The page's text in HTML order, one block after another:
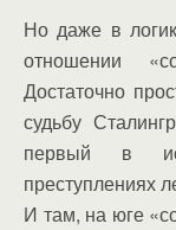
Но даже в
отношении
Достаточно
судьбу
первый в
преступлениях
И там, на юге